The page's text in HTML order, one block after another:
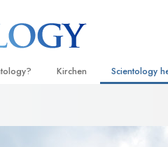
Kirchen
Ideale Scientology Kirchen
Scientology
Scientology